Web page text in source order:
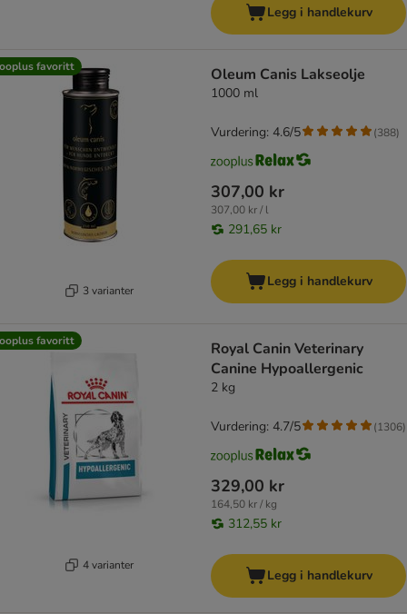
Legg i handlekurv
favoritt
3 varianter
Oleum Canis Lakseolje
1000 ml
307,00 kr
307,00 kr / l
291,65 kr
Vurdering: 4.6/5 (388)
Legg i handlekurv
favoritt
4 varianter
Royal Canin Veterinary
Canine Hypoallergenic
2 kg
329,00 kr
164,50 kr / kg
312,55 kr
Vurdering: 4.7/5 (1306)
Legg i handlekurv